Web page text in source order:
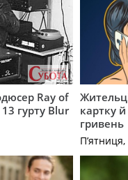
Ray of
гурту Blur
картку
гривень